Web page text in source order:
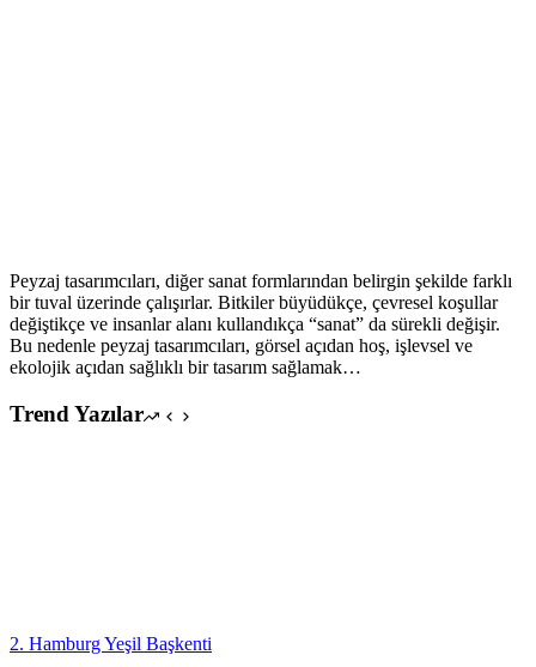
Peyzaj tasarımcıları, diğer sanat formlarından belirgin şekilde farklı
bir tuval üzerinde çalışırlar. Bitkiler büyüdükçe, çevresel koşullar
değiştikçe ve insanlar alanı kullandıkça “sanat” da sürekli değişir.
Bu nedenle peyzaj tasarımcıları, görsel açıdan hoş, işlevsel ve
ekolojik açıdan sağlıklı bir tasarım sağlamak…
Trend Yazılar
2. Hamburg Yeşil Başkenti